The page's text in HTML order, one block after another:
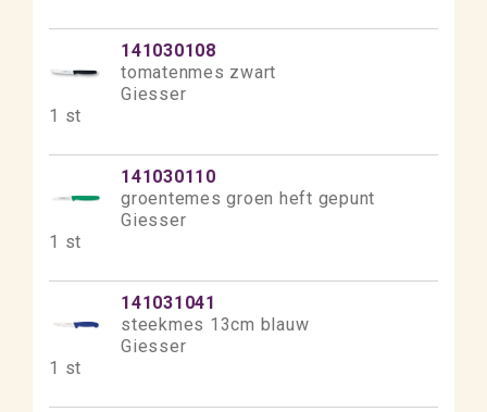
141030108
tomatenmes zwart
Giesser
1 st
141030110
groentemes groen heft gepunt
Giesser
1 st
141031041
steekmes 13cm blauw
Giesser
1 st